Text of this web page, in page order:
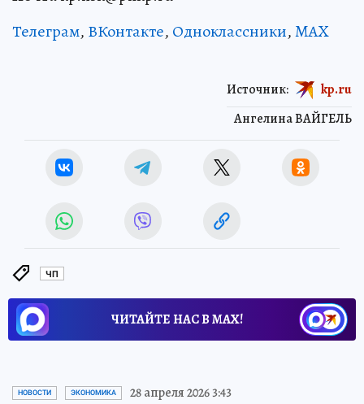
Телеграм, ВКонтакте, Одноклассники,MAX
Ангелина ВАЙГЕЛЬ
Источник: kp.ru
ЧП
ЧИТАЙТЕ НАС В МАХ!
НОВОСТИ ЭКОНОМИКА 28 апреля 2026 3:43